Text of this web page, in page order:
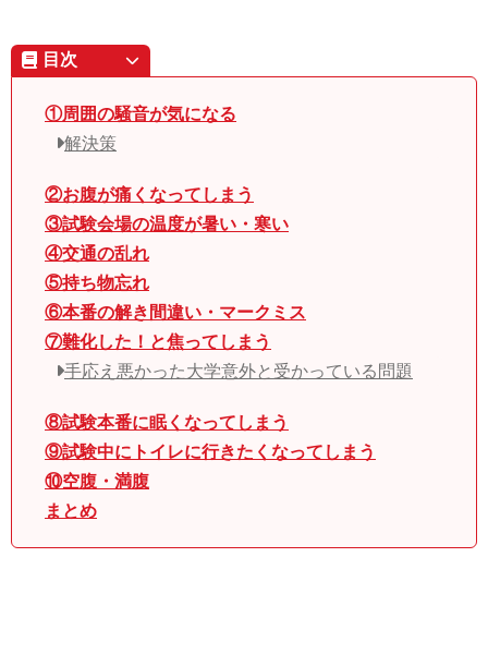
目次
①周囲の騒音が気になる
解決策
②お腹が痛くなってしまう
③試験会場の温度が暑い・寒い
④交通の乱れ
⑤持ち物忘れ
⑥本番の解き間違い・マークミス
⑦難化した！と焦ってしまう
手応え悪かった大学意外と受かっている問題
⑧試験本番に眠くなってしまう
⑨試験中にトイレに行きたくなってしまう
⑩空腹・満腹
まとめ